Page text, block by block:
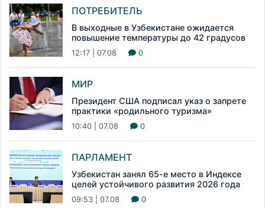
ПОТРЕБИТЕЛЬ
В выходные в Узбекистане ожидается
повышение температуры до 42 градусов
12:17 | 07.08 0
МИР
Президент США подписал указ о запрете
практики «родильного туризма»
10:40 | 07.08 0
ПАРЛАМЕНТ
Узбекистан занял 65-е место в Индексе
целей устойчивого развития 2026 года
09:53 | 07.08 0